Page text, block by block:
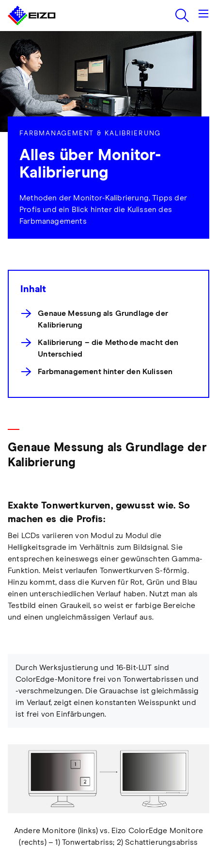
FARBMANAGEMENT & KALIBRIERUNG
Alles über Monitor-
Kalibrierung
Methoden der Monitor-Kalibrierung, Tipps der
Profis und ein Blick hinter die Kulissen des
Farbmanagements
Inhalt
Genaue Messung als Grundlage der
Kalibrierung
Kalibrierung – die Methode macht den
Unterschied
Farbmanagement hinter den Kulissen
Genaue Messung als Grundlage der
Kalibrierung
Exakte Tonwertkurven, gewusst wie. So
machen es die Profis:
Bei LCDs variieren von Modul zu Modul die
Helligkeitsgrade im Verhältnis zum Bildsignal. Sie
entsprechen keineswegs einer gewünschten Gamma-
Funktion. Meist verlaufen Tonwertkurven S-förmig.
Hinzu kommt, dass die Kurven für Rot, Grün und Blau
einen unterschiedlichen Verlauf haben. Nutzt man als
Testbild einen Graukeil, so weist er farbige Bereiche
und einen ungleichmässigen Verlauf aus.
Durch Werksjustierung und 16-Bit-LUT sind
ColorEdge-Monitore frei von Tonwertabrissen und
-verschmelzungen. Die Grauachse ist gleichmässig
im Verlauf, zeigt einen konstanten Weisspunkt und
ist frei von Einfärbungen.
Andere Monitore (links) vs. Eizo ColorEdge Monitore
(rechts) – 1) Tonwertabriss; 2) Schattierungsabriss